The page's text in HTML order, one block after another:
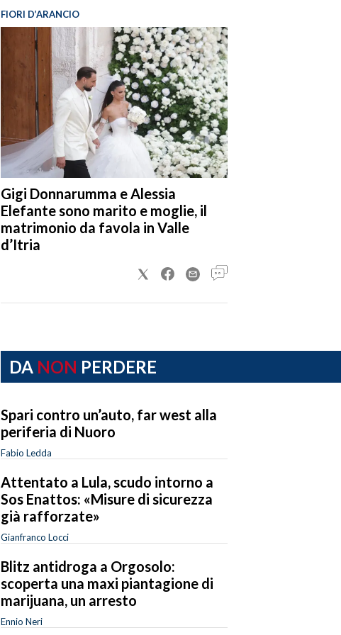
FIORI D’ARANCIO
Gigi Donnarumma e Alessia
Elefante sono marito e moglie, il
matrimonio da favola in Valle
d’Itria
DA NON PERDERE
Spari contro un’auto, far west alla
periferia di Nuoro
Fabio Ledda
Attentato a Lula, scudo intorno a
Sos Enattos: «Misure di sicurezza
già rafforzate»
Gianfranco Locci
Blitz antidroga a Orgosolo:
scoperta una maxi piantagione di
marijuana, un arresto
Ennio Neri